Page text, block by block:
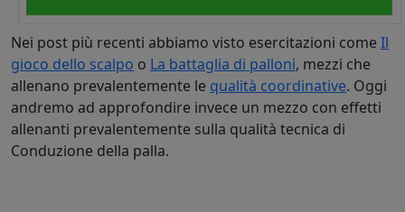
Nei post più recenti abbiamo visto esercitazioni come Il
gioco dello scalpo o La battaglia di palloni, mezzi che
allenano prevalentemente le qualità coordinative. Oggi
andremo ad approfondire invece un mezzo con effetti
allenanti prevalentemente sulla qualità tecnica di
Conduzione della palla.